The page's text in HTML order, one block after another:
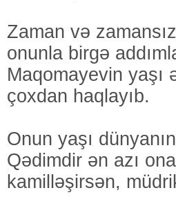
Zaman və
onunla birgə
Maqomayevin yaşı
çoxdan haqlayıb.
Onun yaşı
Qədimdir ən azı
kamilləşirsən,